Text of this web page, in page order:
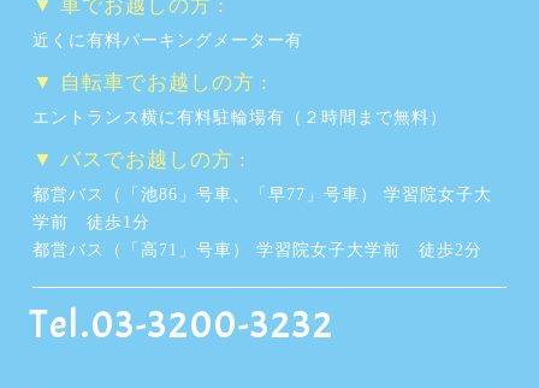
▼ 車でお越しの方 :
近くに有料パーキングメーター有
▼ 自転車でお越しの方 :
エントランス横に有料駐輪場有（２時間まで無料）
▼ バスでお越しの方 :
都営バス（「池86」号車、「早77」号車） 学習院女子大
学前 徒歩1分
都営バス（「高71」号車） 学習院女子大学前 徒歩2分
Tel.03-3200-3232